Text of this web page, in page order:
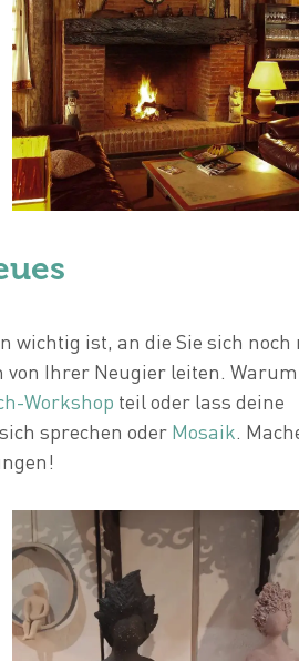
wichtig ist, an die Sie sich noch
von Ihrer Neugier leiten. Warum
Workshop teil oder lass deine
sprechen oder Mosaik.